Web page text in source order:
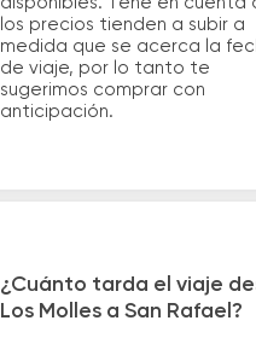
los precios tienden a subir a
medida que se acerca la
de viaje, por lo tanto te
sugerimos comprar con
anticipación.
¿Cuánto tarda el viaje
Los Molles a San Rafael?